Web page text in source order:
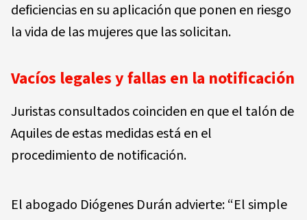
deficiencias en su aplicación que ponen en riesgo
la vida de las mujeres que las solicitan.
Vacíos legales y fallas en la notificación
Juristas consultados coinciden en que el talón de
Aquiles de estas medidas está en el
procedimiento de notificación.
El abogado Diógenes Durán advierte: “El simple